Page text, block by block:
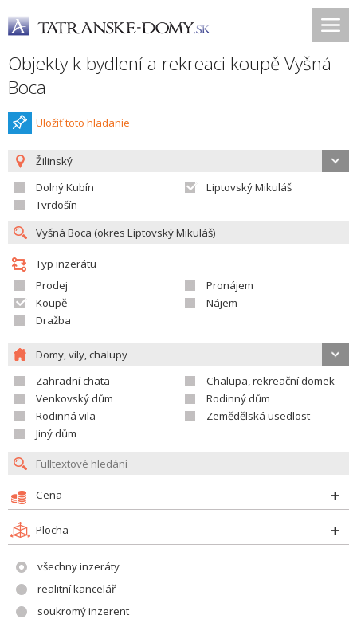
Objekty k bydlení a rekreaci koupě Vyšná
Boca
Uložiť toto hladanie
Žilinský
Dolný Kubín
Liptovský Mikuláš
Tvrdošín
Typ inzerátu
Prodej
Pronájem
Koupě
Nájem
Dražba
Domy, vily, chalupy
Zahradní chata
Chalupa, rekreační domek
Venkovský dům
Rodinný dům
Rodinná vila
Zemědělská usedlost
Jiný dům
Cena
Plocha
všechny inzeráty
realitní kancelář
soukromý inzerent